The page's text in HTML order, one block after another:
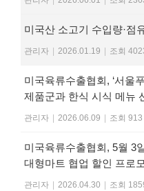
미국산 소고기 수입량·점
관리자 2026.01.19 조회
미국육류수출협회, ‘서울
제품군과 한식 시식 메뉴
관리자 2026.06.09 조회 913
미국육류수출협회, 5월 3
대형마트 협업 할인 프로
관리자 2026.04.30 조회